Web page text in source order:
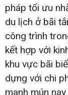
pháp tối ưu
du lịch ở bãi
công trình
kết hợp với
khu vực bãi
dựng với chi
manh mún